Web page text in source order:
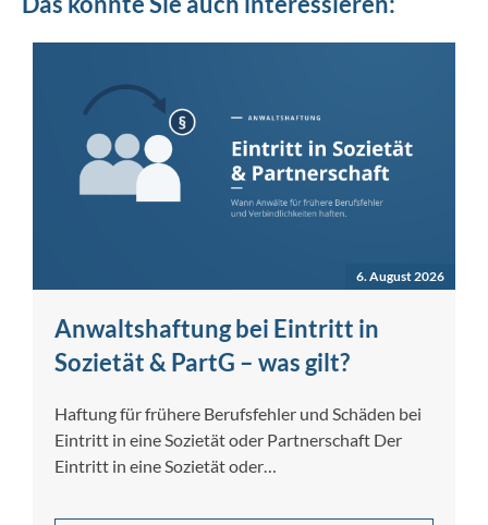
6. August 2026
Anwaltshaftung bei Eintritt in
Sozietät & PartG – was gilt?
Haftung für frühere Berufsfehler und Schäden bei
Eintritt in eine Sozietät oder Partnerschaft Der
Eintritt in eine Sozietät oder